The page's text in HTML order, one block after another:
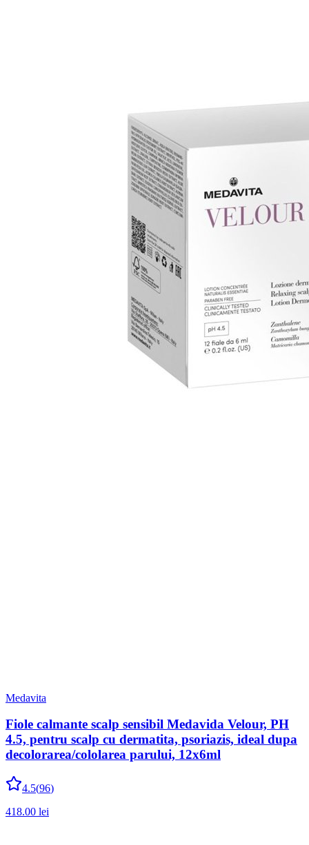
Medavita
Fiole calmante scalp sensibil Medavida Velour, PH
4.5, pentru scalp cu dermatita, psoriazis, ideal dupa
decolorarea/cololarea parului, 12x6ml
4.5(96)
418.00 lei